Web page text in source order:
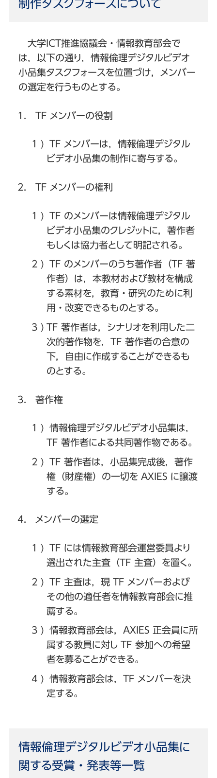
制作タスクフォースについて
大学ICT推進協議会・情報教育部会で
は，以下の通り，情報倫理デジタルビデオ
小品集タスクフォースを位置づけ，メンバー
の選定を行うものとする。
TF メンバーの役割
TF メンバーは，情報倫理デジタル
ビデオ小品集の制作に寄与する。
TF メンバーの権利
TF のメンバーは情報倫理デジタル
ビデオ小品集のクレジットに，著作者
もしくは協力者として明記される。
TF のメンバーのうち著作者（TF 著
作者）は，本教材および教材を構成
する素材を，教育・研究のために利
用・改変できるものとする。
TF 著作者は，シナリオを利用した二
次的著作物を，TF 著作者の合意の
下，自由に作成することができるも
のとする。
著作権
情報倫理デジタルビデオ小品集は，
TF 著作者による共同著作物である。
TF 著作者は，小品集完成後，著作
権（財産権）の一切を AXIES に譲渡
する。
メンバーの選定
TF には情報教育部会運営委員より
選出された主査（TF 主査）を置く。
TF 主査は，現 TF メンバーおよび
その他の適任者を情報教育部会に推
薦する。
情報教育部会は，AXIES 正会員に所
属する教員に対し TF 参加への希望
者を募ることができる。
情報教育部会は，TF メンバーを決
定する。
情報倫理デジタルビデオ小品集に
関する受賞・発表等一覧